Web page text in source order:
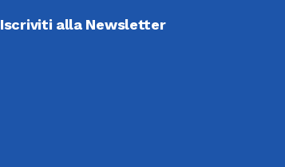
Iscriviti alla Newsletter